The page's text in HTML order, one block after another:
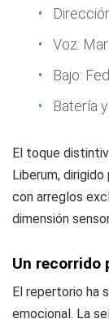
Voz:
Bajo:
Batería
El toque
Liberum,
con arreglos
dimensión
Un recorrido
El repertorio ha
emocional. La